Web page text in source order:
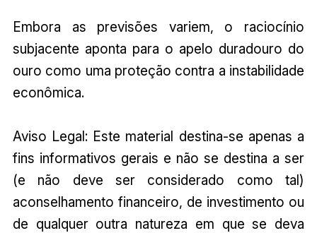
Embora as previsões variem, o raciocínio
subjacente aponta para o apelo duradouro do
ouro como uma proteção contra a instabilidade
econômica.
Aviso Legal: Este material destina-se apenas a
fins informativos gerais e não se destina a ser
(e não deve ser considerado como tal)
aconselhamento financeiro, de investimento ou
de qualquer outra natureza em que se deva